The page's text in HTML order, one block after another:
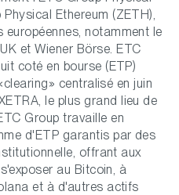
Ethereum (ZETH),
notamment le
et Wiener Börse. ETC
coté en bourse (ETP)
centralisé en juin
le plus grand lieu de
Group travaille en
d'ETP garantis par des
offrant aux
au Bitcoin, à
et à d'autres actifs